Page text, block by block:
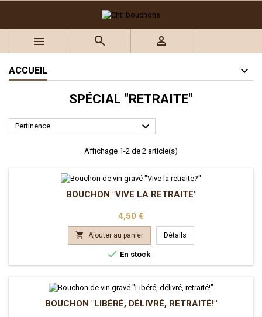
Ajouter à ma liste d'envies
((modalTitle))
((confirmMessage))
Vous devez être connecté pour ajouter des produits à
((cancelText)) ((loginText))
  
ACCUEIL
SPÉCIAL "RETRAITE"
Pertinence 
Affichage 1-2 de 2 article(s)
BOUCHON "VIVE LA RETRAITE"
Prix
4,50 €
 Ajouter au panier Détails
 En stock
BOUCHON "LIBÉRÉ, DÉLIVRÉ, RETRAITÉ!"